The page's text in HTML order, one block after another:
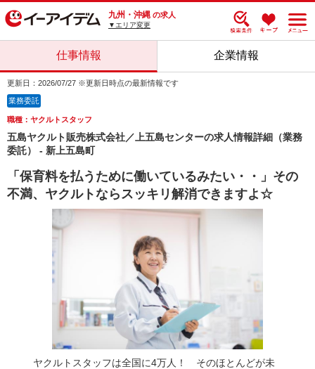
九州・沖縄 の求人
▼エリア変更
仕事情報 企業情報
更新日：2026/07/27 ※更新日時点の最新情報です
業務委託
職種：ヤクルトスタッフ
五島ヤクルト販売株式会社／上五島センターの求人情報詳細（業務
委託） - 新上五島町
「保育料を払うために働いているみたい・・」その
不満、ヤクルトならスッキリ解消できますよ☆
ヤクルトスタッフは全国に4万人！ そのほとんどが未